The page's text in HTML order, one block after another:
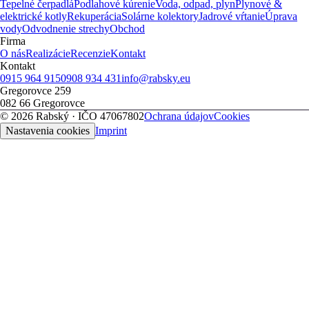
Tepelné čerpadláPodlahové kúrenieVoda, odpad, plynPlynové &
elektrické kotlyRekuperáciaSolárne kolektoryJadrové vŕtanieÚprava
vodyOdvodnenie strechyObchod
Firma
O násRealizácieRecenzieKontakt
Kontakt
0915 964 9150908 934 431info@rabsky.eu
Gregorovce 259
082 66 Gregorovce
© 2026 Rabský · IČO 47067802Ochrana údajovCookies
Nastavenia cookies Imprint